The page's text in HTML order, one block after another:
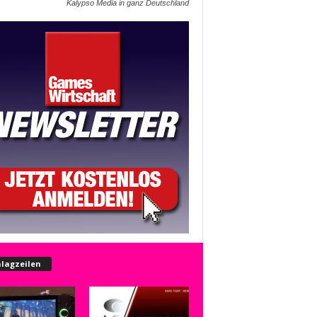
Kalypso Media in ganz Deutschland